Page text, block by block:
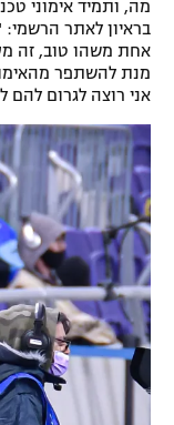
מה, ותמיד אימוני
בראיון לאתר
אחת משהו טוב, זה
מנת להשתפר
אני רוצה לגרום להם